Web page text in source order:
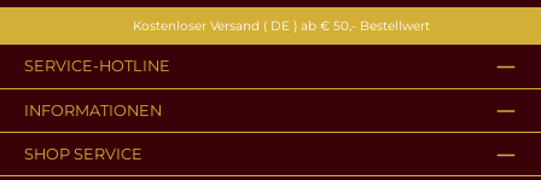
Kostenloser Versand ( DE ) ab € 50,- Bestellwert
SERVICE-HOTLINE
INFORMATIONEN
SHOP SERVICE